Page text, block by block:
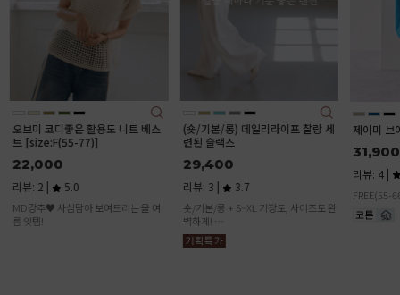
(숏/기본/롱) 데일리라이프 찰랑 세
련된 슬랙스
29,400
리뷰: 3 | 3.7
숏/기본/롱 + S~XL 기장도, 사이즈도 완
벽하게!
제이미 브이 랩 원피스
31,900
리뷰: 4 |
FREE(55-66)
데일리커